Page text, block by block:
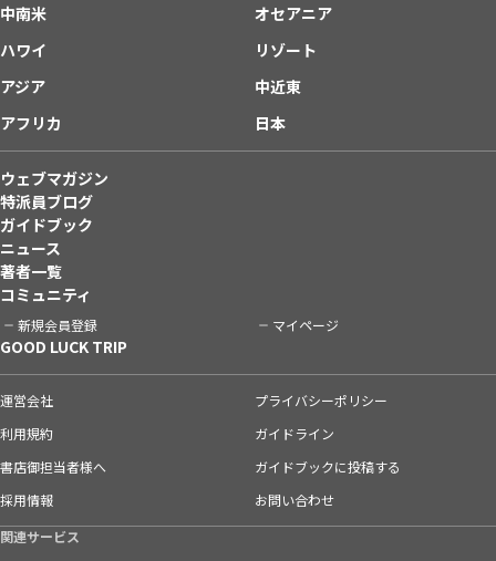
中南米
オセアニア
ハワイ
リゾート
アジア
中近東
アフリカ
日本
ウェブマガジン
特派員ブログ
ガイドブック
ニュース
著者一覧
コミュニティ
新規会員登録 マイページ
GOOD LUCK TRIP
運営会社
プライバシーポリシー
利用規約
ガイドライン
書店御担当者様へ
ガイドブックに投稿する
採用情報
お問い合わせ
関連サービス